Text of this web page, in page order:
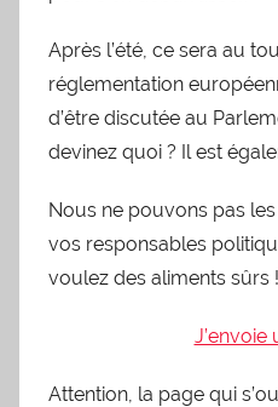
Après l’été, ce sera au
réglementation
d’être discutée au
devinez quoi ? Il est
Nous ne pouvons pas
vos responsables
voulez des aliments sûrs !
J’envoie
Attention, la page qui